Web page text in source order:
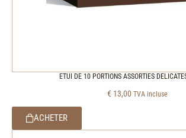
ETUI DE 10 PORTIONS ASSORTIES
€ 13,00 TVA incluse
ACHETER